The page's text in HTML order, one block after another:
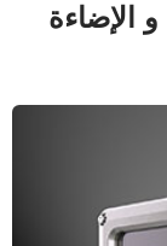
الإضاءة